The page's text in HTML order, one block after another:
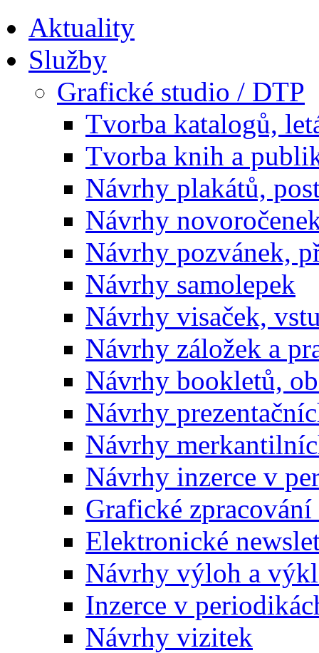
Aktuality
Služby
Grafické studio / DTP
Tvorba katalogů,
Tvorba knih a
Návrhy plakátů,
Návrhy
Návrhy pozvánek,
Návrhy samolepek
Návrhy visaček,
Návrhy záložek a
Návrhy bookletů,
Návrhy
Návrhy
Návrhy inzerce v
Grafické
Elektronické
Návrhy výloh a
Inzerce v
Návrhy vizitek